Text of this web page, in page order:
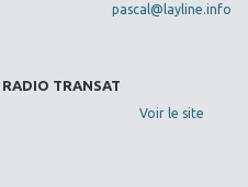
pascal@layline.info
RADIO TRANSAT
Voir le site